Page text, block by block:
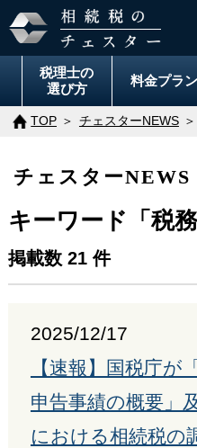
税理士の
選び方
料金プラン
TOP チェスターNEWS
チェスターNEWS
キーワード「税
掲載数 21 件
2025/12/17
【速報】国税庁が
申告事績の概要」
における相続税の